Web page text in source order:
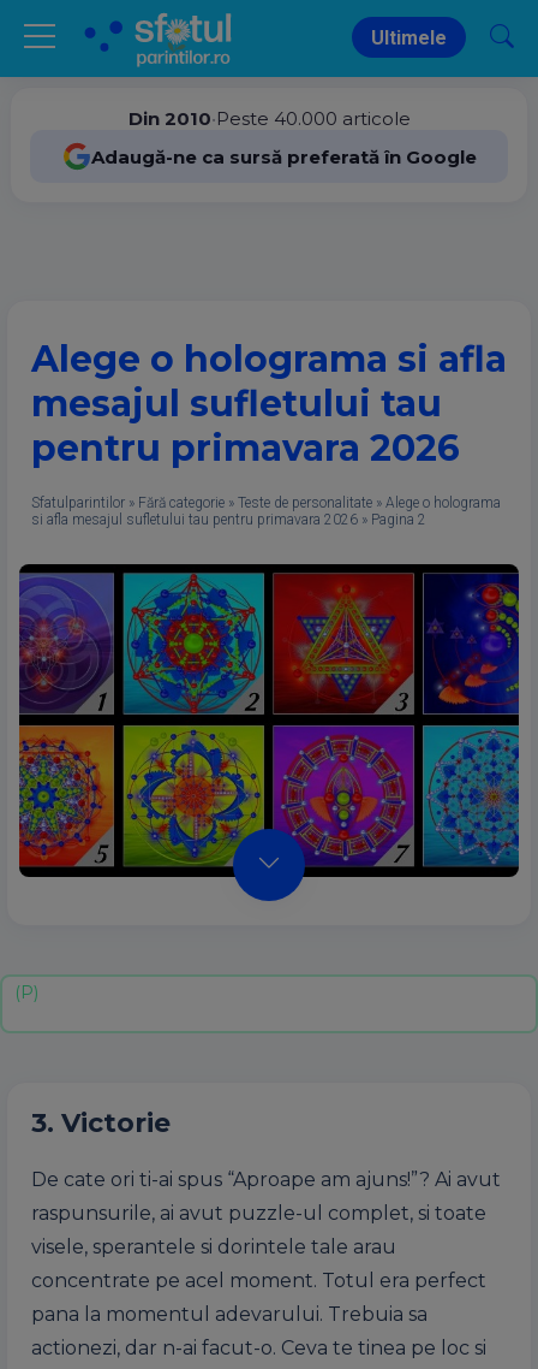
Ultimele
Din 2010•Peste 40.000 articole
Adaugă-ne ca sursă preferată în Google
Alege o holograma si afla
mesajul sufletului tau
pentru primavara 2026
Sfatulparintilor » Fără categorie » Teste de personalitate » Alege o holograma
si afla mesajul sufletului tau pentru primavara 2026 » Pagina 2
3. Victorie
De cate ori ti-ai spus “Aproape am ajuns!”? Ai avut
raspunsurile, ai avut puzzle-ul complet, si toate
visele, sperantele si dorintele tale arau
concentrate pe acel moment. Totul era perfect
pana la momentul adevarului. Trebuia sa
actionezi, dar n-ai facut-o. Ceva te tinea pe loc si